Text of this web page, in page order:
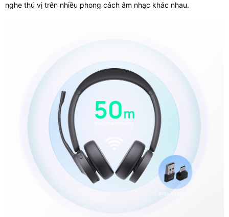
nghe thú vị trên nhiều phong cách âm nhạc khác nhau.